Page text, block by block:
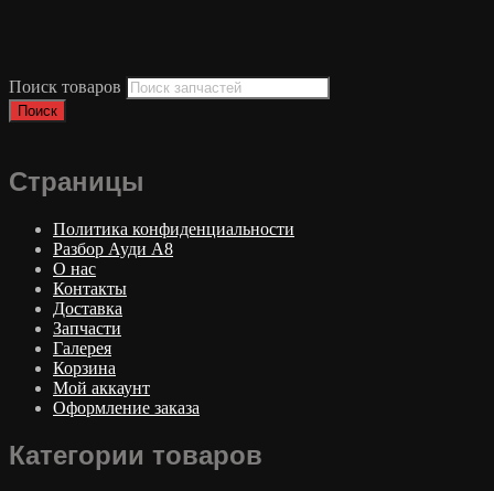
Поиск товаров
Поиск
Страницы
Политика конфиденциальности
Разбор Ауди А8
О нас
Контакты
Доставка
Запчасти
Галерея
Корзина
Мой аккаунт
Оформление заказа
Категории товаров